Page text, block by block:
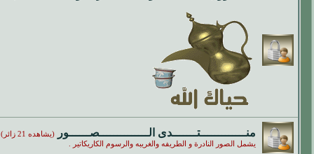
منـــــــــــــتـــــــدى الــــــــــــــصــــــور
(يشاهده 21 زائر)
يشمل الصور النادرة و الطريفه والغريبه والرسوم الكاريكاتير .